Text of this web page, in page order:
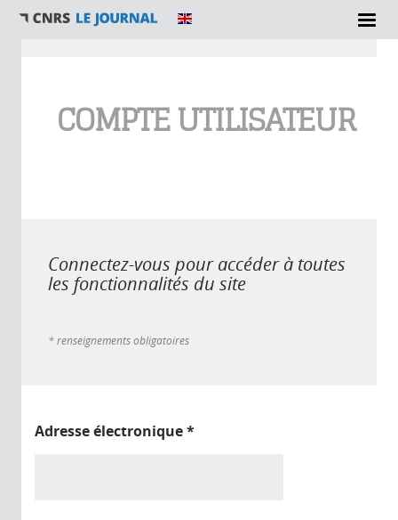
COMPTE UTILISATEUR
Connectez-vous pour accéder à toutes
les fonctionnalités du site
* renseignements obligatoires
Adresse électronique*